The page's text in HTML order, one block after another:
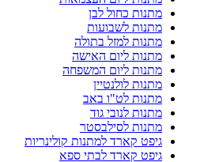
מתנות כחול לבן
מתנות לשבועות
מתנות למזל בתולה
מתנות ליום האישה
מתנות ליום המשפחה
מתנות לולנטיין
מתנות לט"ו באב
מתנות לנובי גוד
מתנות לסילבסטר
גיפט קארד למתנות קולינריות
גיפט קארד לבתי ספא